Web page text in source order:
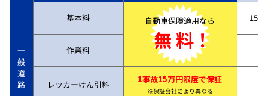
一
般
道
路
基本料 自動車保険適用なら
無 料！
作業料
レッカーけん引料 1事故15万円限度で保証
※保証会社により異なる